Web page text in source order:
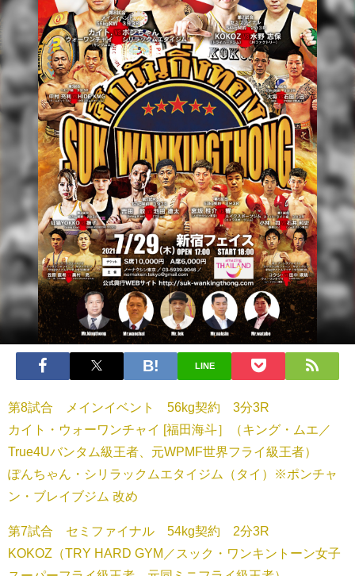
LINE
第8試合 メインイベント 56kg契約 3分3R
カイト・ウォーワンチャイ [福田海斗］（キング・ムエ／
True4Uバンタム級王者、元WPMF世界フライ級王者）
ぽんちゃん・シリラックムエタイジム（タイ）※ポンチャ
ン・ブレイブジム 改め
第7試合 セミファイナル 54kg契約 2分3R
KOKOZ（TRY HARD GYM／スック・ワンキントーン女子